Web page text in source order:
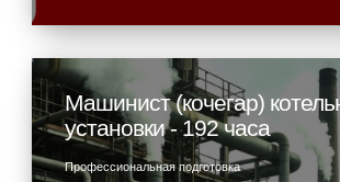
Машинист (кочегар)
установки - 192 часа
Профессиональная подготовка